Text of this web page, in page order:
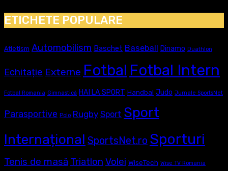
ETICHETE POPULARE
Atletism Automobilism Baschet Baseball Dinamo Duathlon
Echitație Externe Fotbal Fotbal Intern
Fotbal Romania Gimnastică HAI LA SPORT Handbal Judo Jurnale SportsNet
Parasportive Polo Rugby Sport Sport
Internațional SportsNet.ro Sporturi
Tenis de masă Triatlon Volei WiseTech Wise TV Romania